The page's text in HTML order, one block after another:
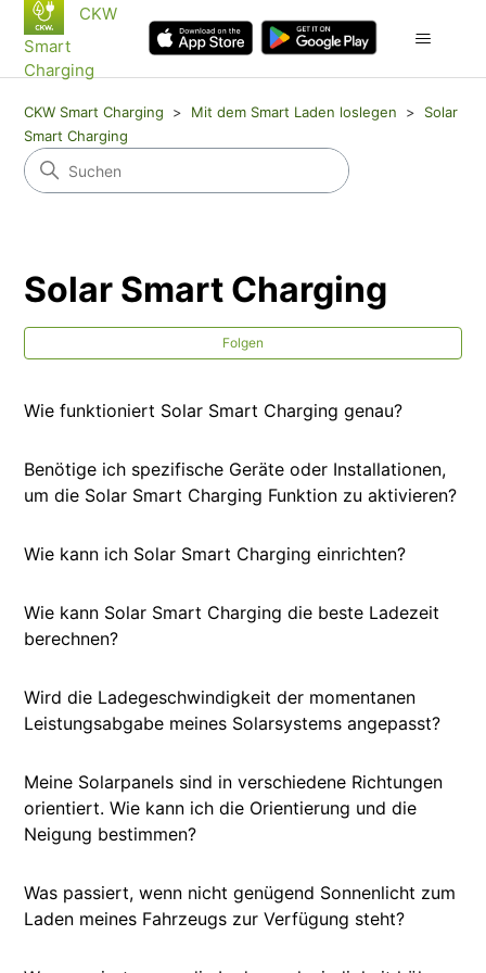
CKW
Smart
Charging
CKW Smart Charging Mit dem Smart Laden loslegen
Solar
Smart Charging
Solar Smart Charging
Folgen
Wie funktioniert Solar Smart Charging genau?
Benötige ich spezifische Geräte oder Installationen,
um die Solar Smart Charging Funktion zu aktivieren?
Wie kann ich Solar Smart Charging einrichten?
Wie kann Solar Smart Charging die beste Ladezeit
berechnen?
Wird die Ladegeschwindigkeit der momentanen
Leistungsabgabe meines Solarsystems angepasst?
Meine Solarpanels sind in verschiedene Richtungen
orientiert. Wie kann ich die Orientierung und die
Neigung bestimmen?
Was passiert, wenn nicht genügend Sonnenlicht zum
Laden meines Fahrzeugs zur Verfügung steht?